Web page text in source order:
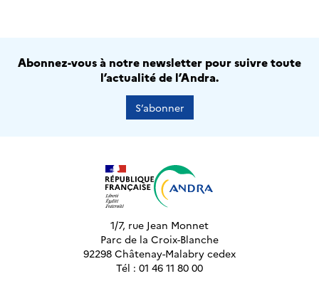
Abonnez-vous à notre newsletter pour suivre toute
l’actualité de l’Andra.
S’abonner
1/7, rue Jean Monnet
Parc de la Croix-Blanche
92298 Châtenay-Malabry cedex
Tél : 01 46 11 80 00